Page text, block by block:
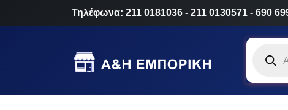
Τηλέφωνα: 211 0181036 - 211 0130571 - 690
search